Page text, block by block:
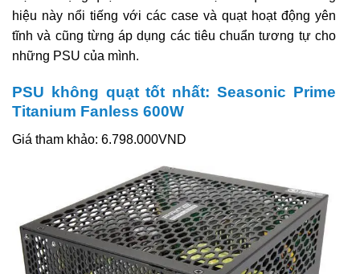
hiệu này nổi tiếng với các case và quạt hoạt động yên
tĩnh và cũng từng áp dụng các tiêu chuẩn tương tự cho
những PSU của mình.
PSU không quạt tốt nhất: Seasonic Prime
Titanium Fanless 600W
Giá tham khảo: 6.798.000VND